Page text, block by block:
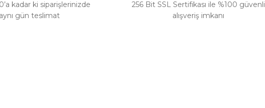
kadar ki siparişlerinizde
aynı gün teslimat
256 Bit SSL Sertifikası ile %100 güvenli
alışveriş imkanı